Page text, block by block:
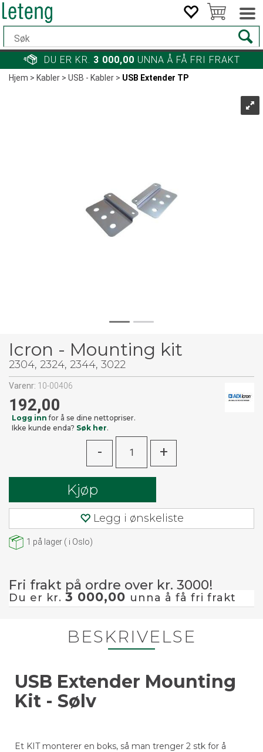
DU ER KR. 3 000,00 UNNA Å FÅ FRI FRAKT
Hjem>Kabler>USB - Kabler>USB Extender TP
Icron - Mounting kit
2304, 2324, 2344, 3022
Varenr: 10-00406
192,00
Logg inn for å se dine nettopriser.
Ikke kunde enda? Søk her.
- +
Kjøp
Legg i ønskeliste
1 på lager ( i Oslo)
Fri frakt på ordre over kr. 3000!
Du er kr. 3 000,00 unna å få fri frakt
BESKRIVELSE
USB Extender Mounting
Kit - Sølv
Et KIT monterer en boks, så man trenger 2 stk for å